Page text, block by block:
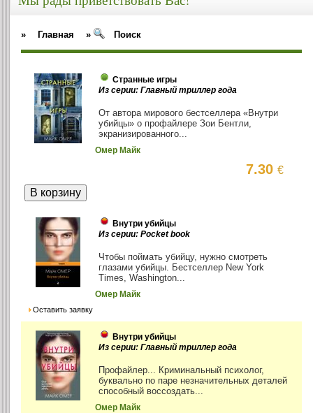
» Главная » Поиск
Странные игры
Из серии: Главный триллер года
От автора мирового бестселлера «Внутри
убийцы» о профайлере Зои Бентли,
экранизированного...
Омер Майк
7.30€
Внутри убийцы
Из серии: Pocket book
Чтобы поймать убийцу, нужно смотреть
глазами убийцы. Бестселлер New York
Times, Washington...
Омер Майк
Оставить заявку
Внутри убийцы
Из серии: Главный триллер года
Профайлер... Криминальный психолог,
буквально по паре незначительных деталей
способный воссоздать...
Омер Майк